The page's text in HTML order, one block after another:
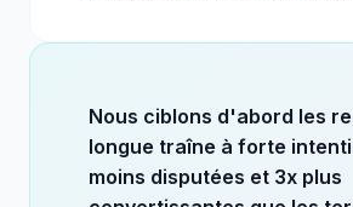
Nous ciblons d'abord les
longue traîne à forte
moins disputées et 3x plus